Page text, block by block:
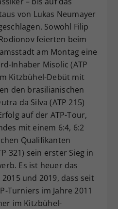
von Lukas Neumayer
Sowohl Filip
feierten beim
am Montag eine
Inhaber Misolic (ATP
Kitzbühel-Debüt mit
den brasilianischen
da Silva (ATP 215)
auf der ATP-Tour,
mit einem 6:4, 6:2
Qualifikanten
321) sein erster Sieg in
Es ist heuer das
und 2019, dass seit
Turniers im Jahre 2011
im Kitzbühel-
speichert Ihre Consent-
Unter anderem eine
ID, für die
Speicherung Ihrer
Einstellungen, falls der
Betreiber dies eingestellt